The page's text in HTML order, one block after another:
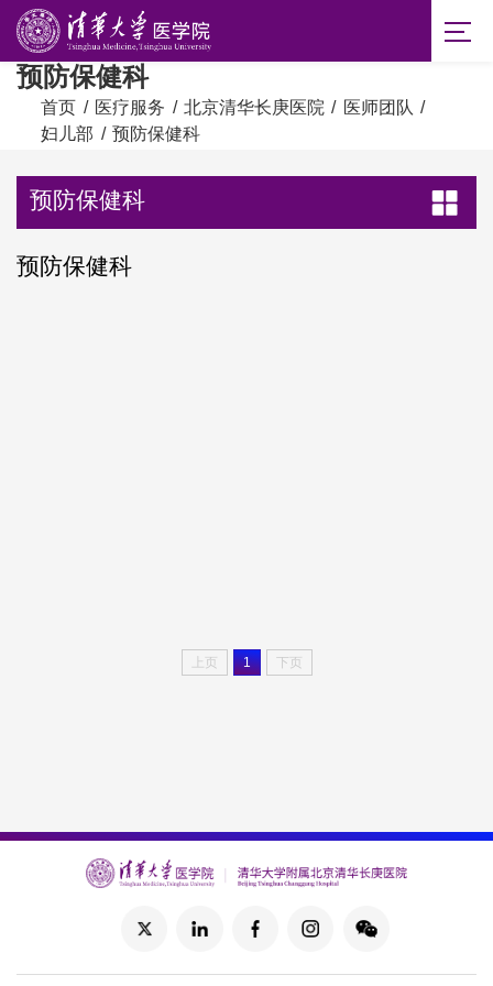
预防保健科
首页 / 医疗服务 / 北京清华长庚医院 / 医师团队 /
妇儿部 / 预防保健科
预防保健科
预防保健科
上页 1 下页